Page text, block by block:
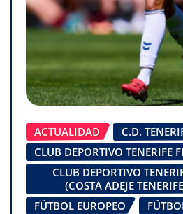
ACTUALIDAD
C.D.
CLUB DEPORTIVO TENERIFE
CLUB DEPORTIVO
(COSTA ADEJE
FÚTBOL EUROPEO